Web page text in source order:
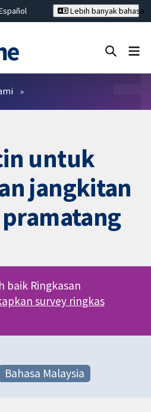
繁體中文
Lebih banyak bahasa
untuk
jangkitan
baik Ringkasan
survey ringkas
Bahasa Malaysia